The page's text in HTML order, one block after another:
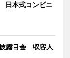
日本式コンビニ
露目会 収容人